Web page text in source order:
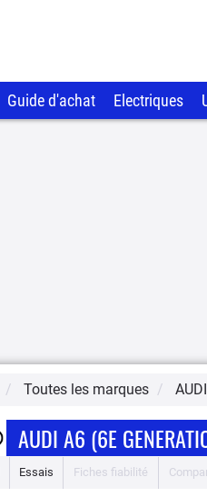
Guide d'achat Electriques
Toutes les marques AUDI
AUDI A6 (6E
Essais Fiches fiabilité